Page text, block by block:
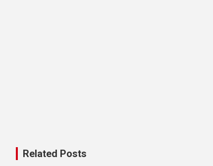
Related Posts